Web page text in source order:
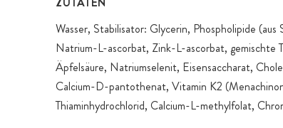
Wasser, Stabilisator: Glycerin, Phospholipide
Natrium-L-ascorbat, Zink-L-ascorbat, gemischte
Äpfelsäure, Natriumselenit, Eisensaccharat,
Calcium-D-pantothenat, Vitamin K2
Thiaminhydrochlorid, Calcium-L-methylfolat,